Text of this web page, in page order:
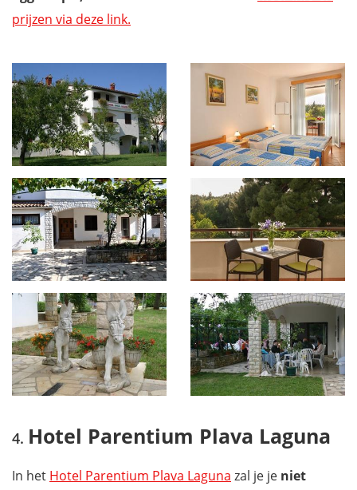
prijzen via deze link.
Hotel Parentium Plava Laguna
In het Hotel Parentium Plava Laguna zal je je niet